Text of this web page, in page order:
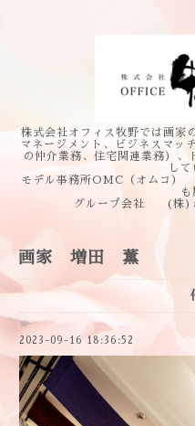
株式会社オフィス牧野では画家
マネージメント、ビジネスマッ
の仲介業務、住宅関連業務）、
して
モデル事務所OMC（オムコ）
も
グループ会社 (株
画家 増田 薫
2023-09-16 18:36:52